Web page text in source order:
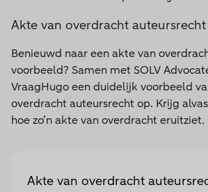
Akte van overdracht
Benieuwd naar een akte van
voorbeeld? Samen met SOLV
VraagHugo een duidelijk voorbeeld
overdracht auteursrecht op. Krijg
hoe zo’n akte van overdracht eruitziet.
Akte van overdracht